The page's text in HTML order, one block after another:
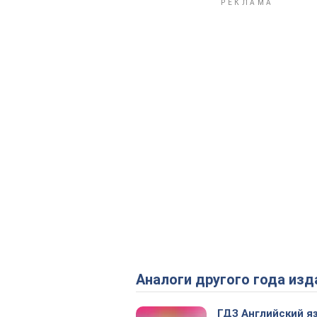
Аналоги другого года
ГДЗ Английский